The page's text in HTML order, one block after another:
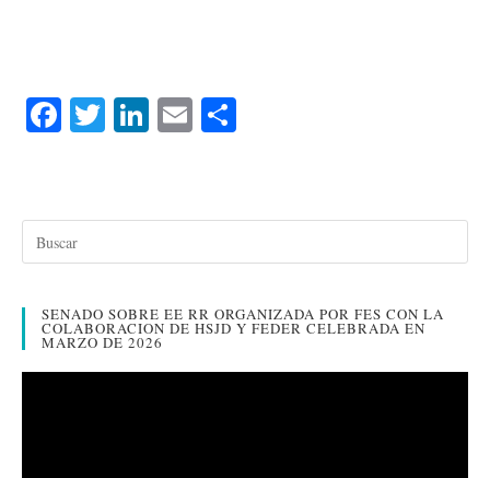
Fa
ok
T
r
Li
In
E
pa
rti
SENADO SOBRE EE RR ORGANIZADA POR FES CON LA
COLABORACION DE HSJD Y FEDER CELEBRADA EN
MARZO DE 2026